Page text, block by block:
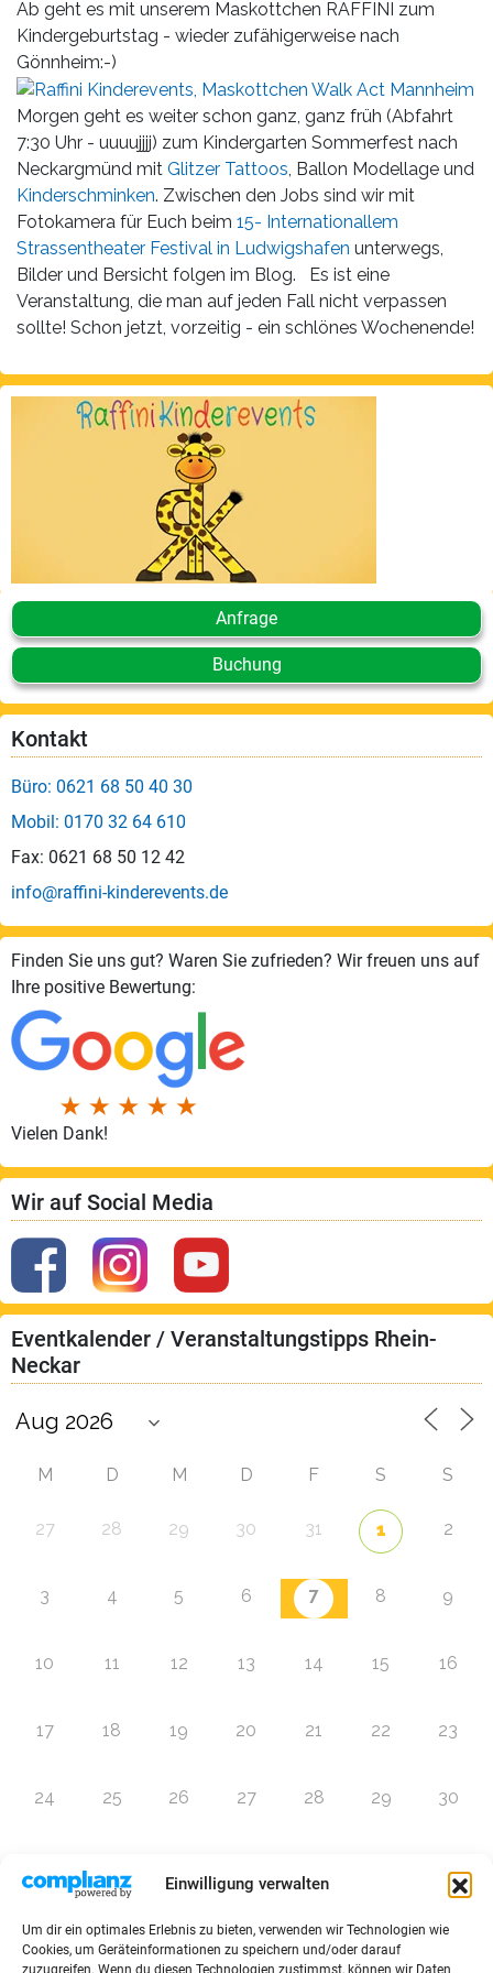
Einwilligung verwalten
Um dir ein optimales Erlebnis zu bieten, verwenden wir Technologien wie
Cookies, um Geräteinformationen zu speichern und/oder darauf
zuzugreifen. Wenn du diesen Technologien zustimmst, können wir Daten
Über
uns
Fotos,
Events
Videos
Referenzen
Blog
Jobs
Partner/Links
Ab geht es mit unserem Maskottchen RAFFINI zum
Kindergeburtstag - wieder zufähigerweise nach
Gönnheim:-)
Morgen geht es weiter schon ganz, ganz früh (Abfahrt
7:30 Uhr - uuuujjjj) zum Kindergarten Sommerfest nach
Neckargmünd mit Glitzer Tattoos, Ballon Modellage und
Kinderschminken. Zwischen den Jobs sind wir mit
Fotokamera für Euch beim 15- Internationallem
Strassentheater Festival in Ludwigshafen unterwegs,
Bilder und Bersicht folgen im Blog. Es ist eine
Veranstaltung, die man auf jeden Fall nicht verpassen
sollte! Schon jetzt, vorzeitig - ein schlönes Wochenende!
Anfrage
Buchung
Kontakt
Büro: 0621 68 50 40 30
Mobil: 0170 32 64 610
Fax: 0621 68 50 12 42
info@raffini-kinderevents.de
Finden Sie uns gut? Waren Sie zufrieden? Wir freuen uns auf
Ihre positive Bewertung:
Vielen Dank!
Wir auf Social Media
Eventkalender / Veranstaltungstipps Rhein-
Neckar
M D M D F S S
27 28 29 30 31 1 2
3 4 5 6 7 8 9
10 11 12 13 14 15 16
17 18 19 20 21 22 23
24 25 26 27 28 29 30
Zur Eventübersicht